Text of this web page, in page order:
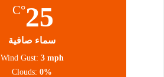
25
°C
سماء صافية
Wind Gust: 3 mph
Clouds: 0%